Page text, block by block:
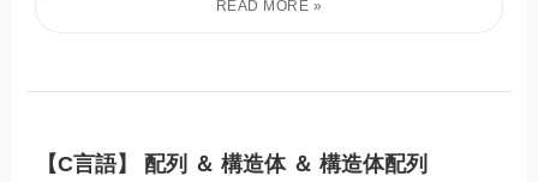
【C言語】 配列 ＆ 構造体 ＆ 構造体配列